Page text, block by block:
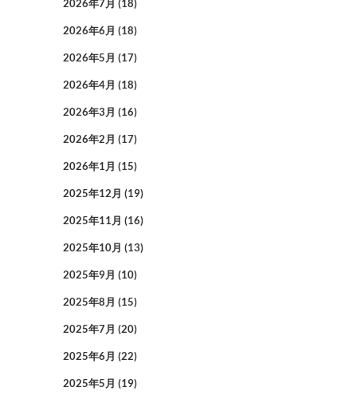
2026年7月 (18)
2026年6月 (18)
2026年5月 (17)
2026年4月 (18)
2026年3月 (16)
2026年2月 (17)
2026年1月 (15)
2025年12月 (19)
2025年11月 (16)
2025年10月 (13)
2025年9月 (10)
2025年8月 (15)
2025年7月 (20)
2025年6月 (22)
2025年5月 (19)